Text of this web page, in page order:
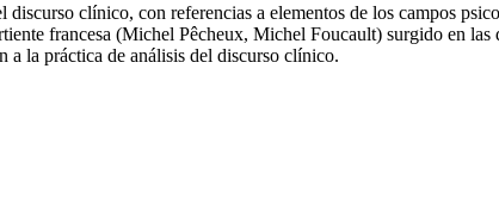
clínico, con referencias a elementos de los campos
francesa (Michel Pêcheux, Michel Foucault) surgido en las
a la práctica de análisis del discurso clínico.